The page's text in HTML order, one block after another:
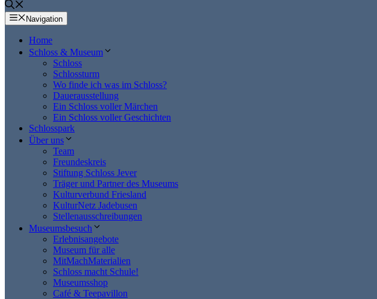
Navigation
Home
Schloss & Museum
Schloss
Schlossturm
Wo finde ich was im Schloss?
Dauerausstellung
Ein Schloss voller Märchen
Ein Schloss voller Geschichten
Schlosspark
Über uns
Team
Freundeskreis
Stiftung Schloss Jever
Träger und Partner des Museums
Kulturverbund Friesland
KulturNetz Jadebusen
Stellenausschreibungen
Museumsbesuch
Erlebnisangebote
Museum für alle
MitMachMaterialien
Schloss macht Schule!
Museumsshop
Café & Teepavillon